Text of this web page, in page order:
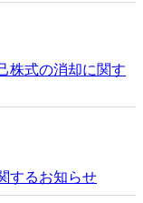
株式の消却に関す
するお知らせ